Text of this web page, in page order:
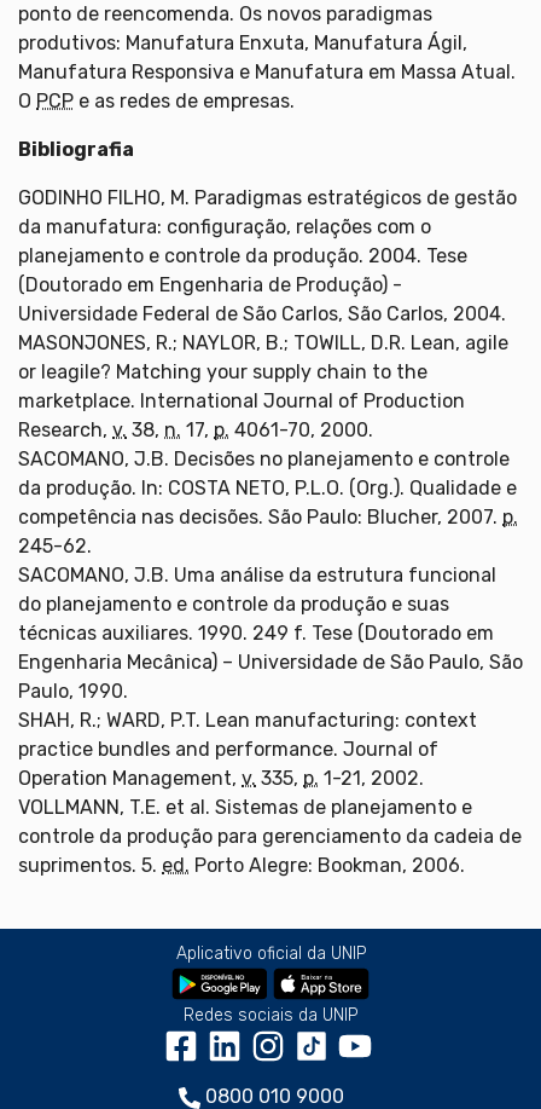
ponto de reencomenda. Os novos paradigmas
produtivos: Manufatura Enxuta, Manufatura Ágil,
Manufatura Responsiva e Manufatura em Massa Atual.
O PCP e as redes de empresas.
Bibliografia
GODINHO FILHO, M. Paradigmas estratégicos de gestão
da manufatura: configuração, relações com o
planejamento e controle da produção. 2004. Tese
(Doutorado em Engenharia de Produção) -
Universidade Federal de São Carlos, São Carlos, 2004.
MASONJONES, R.; NAYLOR, B.; TOWILL, D.R. Lean, agile
or leagile? Matching your supply chain to the
marketplace. International Journal of Production
Research, v. 38, n. 17, p. 4061-70, 2000.
SACOMANO, J.B. Decisões no planejamento e controle
da produção. In: COSTA NETO, P.L.O. (Org.). Qualidade e
competência nas decisões. São Paulo: Blucher, 2007. p.
245-62.
SACOMANO, J.B. Uma análise da estrutura funcional
do planejamento e controle da produção e suas
técnicas auxiliares. 1990. 249 f. Tese (Doutorado em
Engenharia Mecânica) – Universidade de São Paulo, São
Paulo, 1990.
SHAH, R.; WARD, P.T. Lean manufacturing: context
practice bundles and performance. Journal of
Operation Management, v. 335, p. 1-21, 2002.
VOLLMANN, T.E. et al. Sistemas de planejamento e
controle da produção para gerenciamento da cadeia de
suprimentos. 5. ed. Porto Alegre: Bookman, 2006.
Aplicativo oficial da UNIP
Redes sociais da UNIP
0800 010 9000